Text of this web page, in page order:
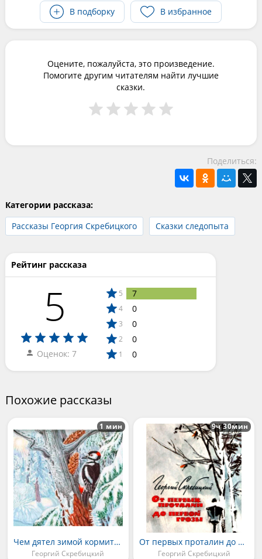
В подборку В избранное
Оцените, пожалуйста, это произведение.
Помогите другим читателям найти лучшие
сказки.
Поделиться:
Категории рассказа:
Рассказы Георгия Скребицкого
Сказки следопыта
Рейтинг рассказа
5
Оценок: 7
5 7
4 0
3 0
2 0
1 0
Похожие рассказы
Чем дятел зимой кормится?
Георгий Скребицкий
1 мин
От первых проталин до первой грозы
Георгий Скребицкий
9ч 30мин